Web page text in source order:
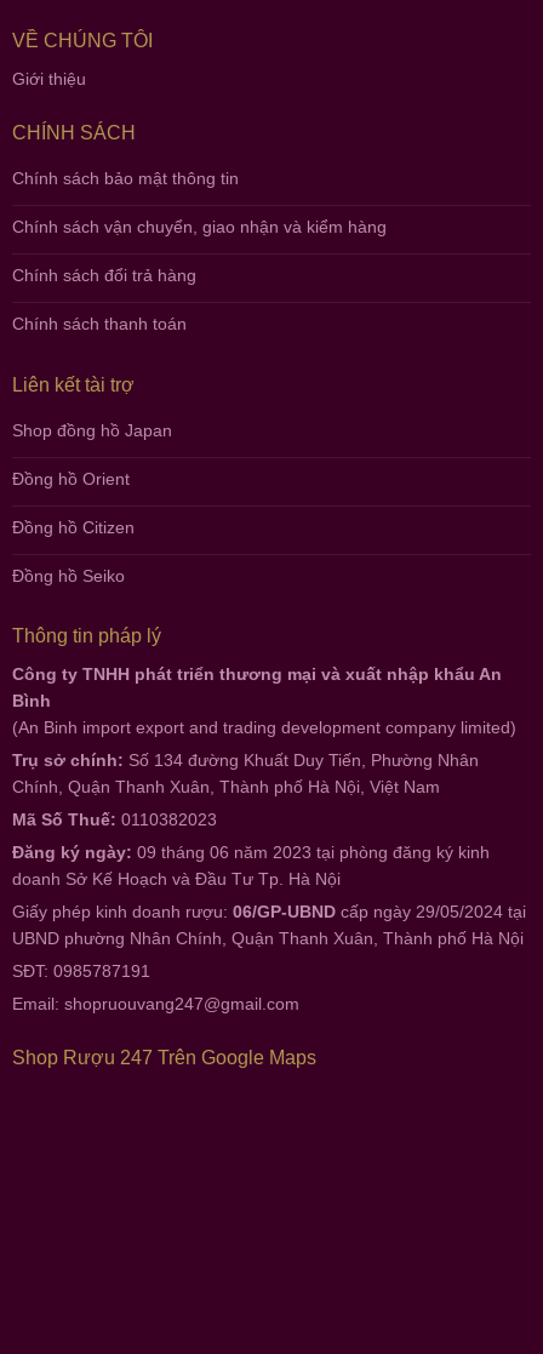
VỀ CHÚNG TÔI
Giới thiệu
CHÍNH SÁCH
Chính sách bảo mật thông tin
Chính sách vận chuyển, giao nhận và kiểm hàng
Chính sách đổi trả hàng
Chính sách thanh toán
Liên kết tài trợ
Shop đồng hồ Japan
Đồng hồ Orient
Đồng hồ Citizen
Đồng hồ Seiko
Thông tin pháp lý
Công ty TNHH phát triển thương mại và xuất nhập khẩu An
Bình
(An Binh import export and trading development company limited)
Trụ sở chính: Số 134 đường Khuất Duy Tiến, Phường Nhân
Chính, Quận Thanh Xuân, Thành phố Hà Nội, Việt Nam
Mã Số Thuế: 0110382023
Đăng ký ngày: 09 tháng 06 năm 2023 tại phòng đăng ký kinh
doanh Sở Kế Hoạch và Đầu Tư Tp. Hà Nội
Giấy phép kinh doanh rượu: 06/GP-UBND cấp ngày 29/05/2024 tại
UBND phường Nhân Chính, Quận Thanh Xuân, Thành phố Hà Nội
SĐT: 0985787191
Email: shopruouvang247@gmail.com
Shop Rượu 247 Trên Google Maps